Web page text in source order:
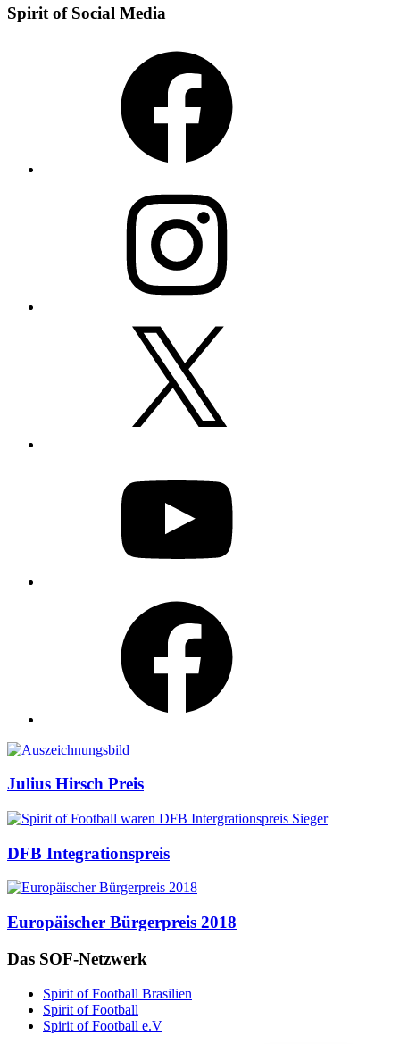
Spirit of Social Media
Auszeichnungen
Julius Hirsch Preis
DFB Integrationspreis
Europäischer Bürgerpreis 2018
Das SOF-Netzwerk
Spirit of Football Brasilien
Spirit of Football
Spirit of Football e.V